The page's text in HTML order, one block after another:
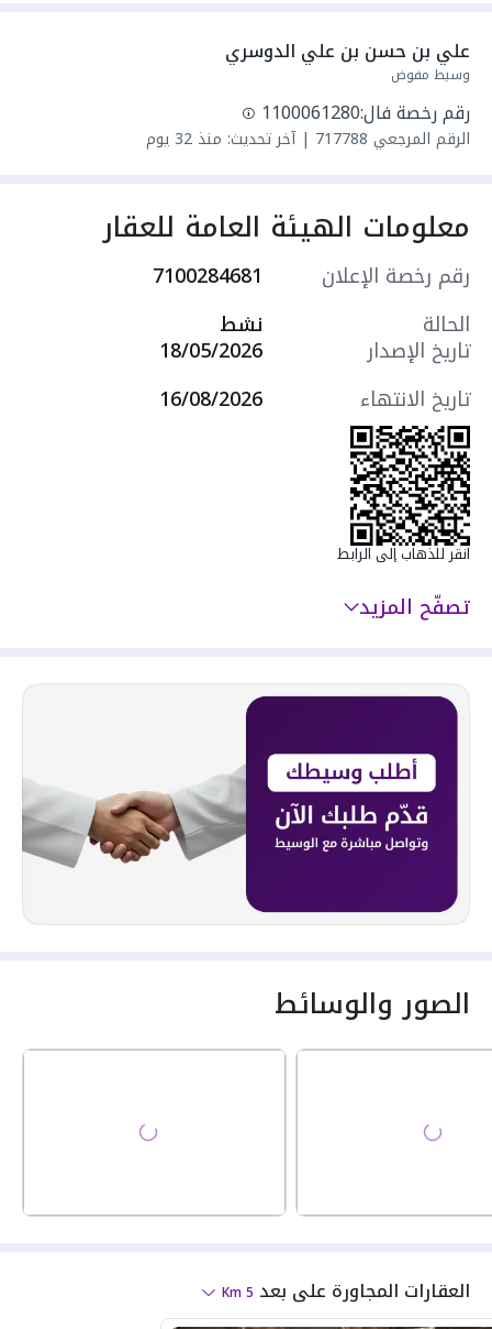
واصل مياه
سنة البناء: 2026
سعرها 50000 ر.س
علي بن حسن بن علي الدوسري
وسيط مفوض
رقم رخصة فال:1100061280
الرقم المرجعي 717788
|آخر تحديث: منذ 32 يوم
معلومات الهيئة العامة للعقار
رقم رخصة الإعلان
7100284681
الحالة
نشط
تاريخ الإصدار
18/05/2026
تاريخ الانتهاء
16/08/2026
انقر للذهاب إلى الرابط
تصفّح المزيد
الصور والوسائط
العقارات المجاورة على بعد 5
Km